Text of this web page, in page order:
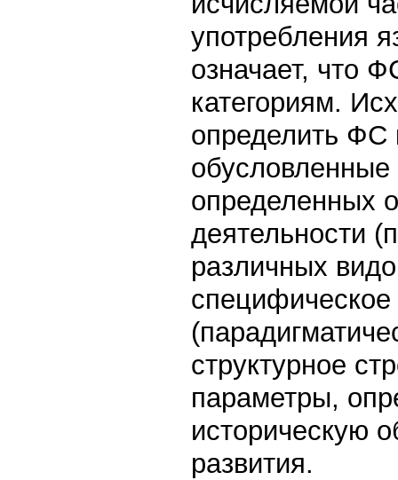
употребления
означает, что
категориям.
определить ФС
определенных
деятельности
различных
специфическое
структурное
параметры,
историческую
развития.